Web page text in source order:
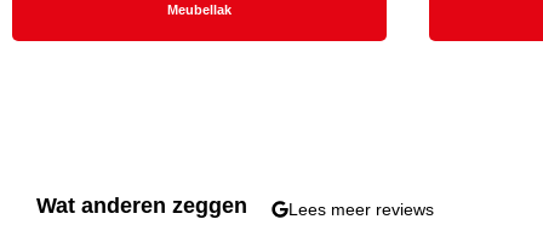
Meubellak
Wat anderen zeggen Lees meer reviews